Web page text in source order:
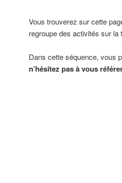
Vous trouverez sur cette
regroupe des activités sur la
Dans cette séquence, vous
n’hésitez pas à vous